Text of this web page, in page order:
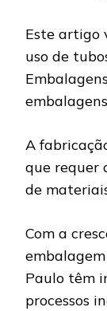
Este artigo
uso de
A
que requer
de
Com a
Paulo têm
processos